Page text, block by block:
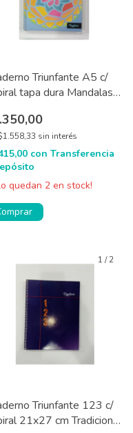
Triunfante A5 c/
tapa dura Mandalas
sin interés
con Transferencia
quedan 2 en stock!
1 /2
Triunfante 123 c/
21x27 cm Tradicional